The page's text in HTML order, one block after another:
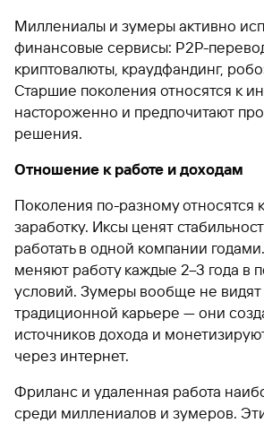
Миллениалы и зумеры активно
финансовые сервисы: P2P-
криптовалюты, краудфандинг,
Старшие поколения относятся к
настороженно и предпочитают
решения.
Отношение к работе и доходам
Поколения по-разному относятся
заработку. Иксы ценят
работать в одной компании
меняют работу каждые 2–3 года в
условий. Зумеры вообще не видят
традиционной карьере — они
источников дохода и
через интернет.
Фриланс и удаленная работа
среди миллениалов и зумеров.